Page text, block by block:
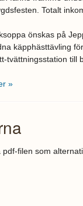
Totalt
önskas på
käpphästtävling
tvättningsstation till
»
pdf-filen som
från